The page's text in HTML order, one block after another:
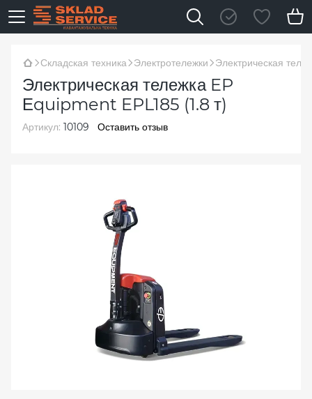
Складская техника Электротележки Электрическая
Электрическая тележка EP
Еquipment EPL185 (1.8 т)
Артикул: 10109 Оставить отзыв